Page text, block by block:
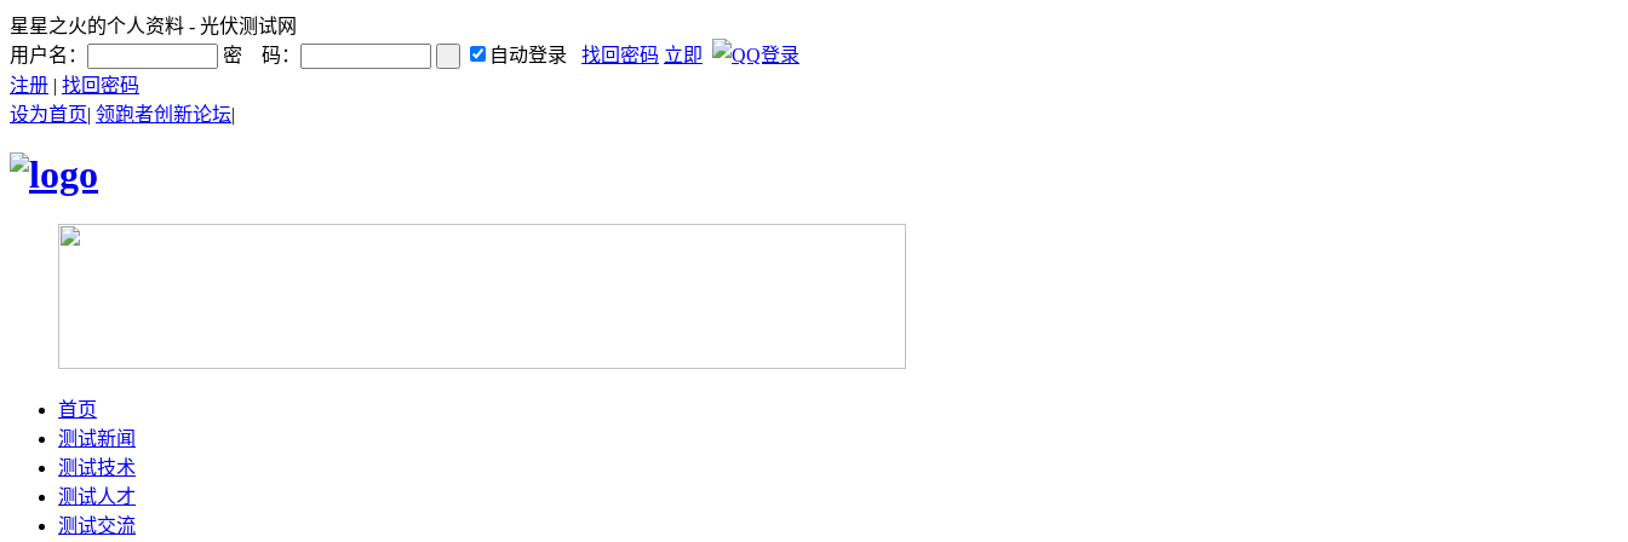
星星之火的个人资料 - 光伏测试网
用户名：
密 码： 自动登录 找回密码 立即
注册 | 找回密码
设为首页| 领跑者创新论坛|
首页
测试新闻
测试技术
测试人才
测试交流